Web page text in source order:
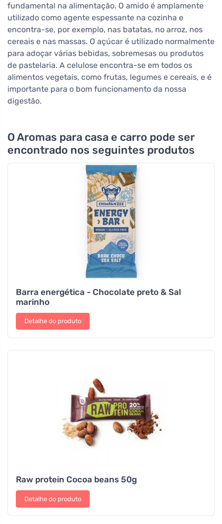
fundamental na alimentação. O amido é amplamente
utilizado como agente espessante na cozinha e
encontra-se, por exemplo, nas batatas, no arroz, nos
cereais e nas massas. O açúcar é utilizado normalmente
para adoçar várias bebidas, sobremesas ou produtos
de pastelaria. A celulose encontra-se em todos os
alimentos vegetais, como frutas, legumes e cereais, e é
importante para o bom funcionamento da nossa
digestão.
O Aromas para casa e carro pode ser
encontrado nos seguintes produtos
Barra energética - Chocolate preto & Sal
marinho
Detalhe do produto
Raw protein Cocoa beans 50g
Detalhe do produto